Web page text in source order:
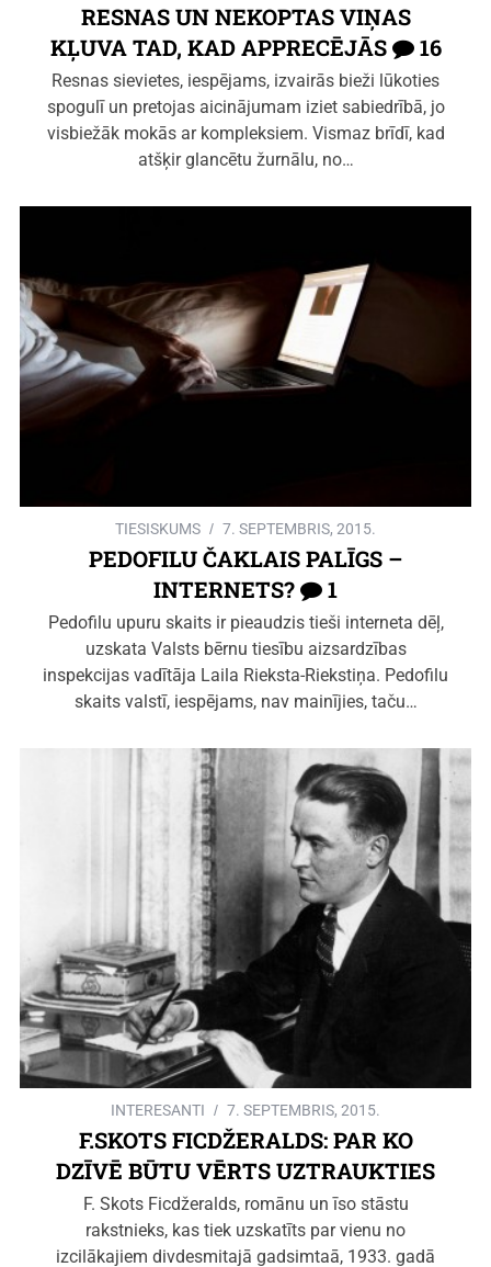
RESNAS UN NEKOPTAS VIŅAS
KĻUVA TAD, KAD APPRECĒJĀS
16
Resnas sievietes, iespējams, izvairās bieži lūkoties
spogulī un pretojas aicinājumam iziet sabiedrībā, jo
visbiežāk mokās ar kompleksiem. Vismaz brīdī, kad
atšķir glancētu žurnālu, no…
TIESISKUMS 7. SEPTEMBRIS, 2015.
PEDOFILU ČAKLAIS PALĪGS –
INTERNETS?
1
Pedofilu upuru skaits ir pieaudzis tieši interneta dēļ,
uzskata Valsts bērnu tiesību aizsardzības
inspekcijas vadītāja Laila Rieksta-Riekstiņa. Pedofilu
skaits valstī, iespējams, nav mainījies, taču…
INTERESANTI 7. SEPTEMBRIS, 2015.
F.SKOTS FICDŽERALDS: PAR KO
DZĪVĒ BŪTU VĒRTS UZTRAUKTIES
F. Skots Ficdžeralds, romānu un īso stāstu
rakstnieks, kas tiek uzskatīts par vienu no
izcilākajiem divdesmitajā gadsimtaā, 1933. gadā